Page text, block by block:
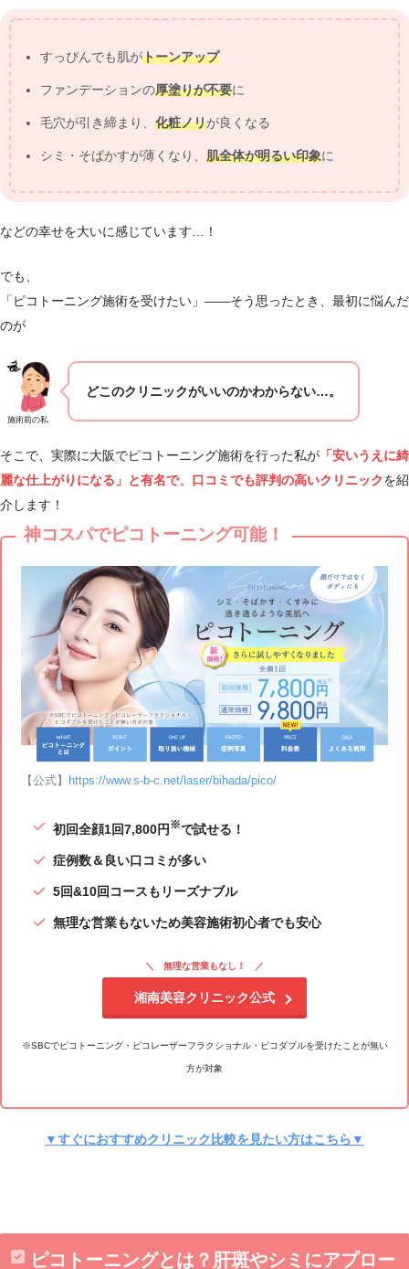
すっぴんでも肌がトーンアップ
ファンデーションの厚塗りが不要に
毛穴が引き締まり、 化粧ノリが良くなる
シミ・そばかすが薄くなり、 肌全体が明るい印象に
などの幸せを大いに感じています…！
でも、
「ピコトーニング施術を受けたい」――そう思ったとき、最初に悩んだ
のが
施術前の私
どこのクリニックがいいのかわからない…。
そこで、実際に大阪でピコトーニング施術を行った私が 「安いうえに綺
麗な仕上がりになる」と有名で、口コミでも評判の高いクリニックを紹
介します！
神コスパでピコトーニング可能！
【公式】 https://www.s-b-c.net/laser/bihada/pico/
初回全顔1回7,800円 ※で試せる！
症例数＆良い口コミが多い
5回&10回コースもリーズナブル
無理な営業もないため美容施術初心者でも安心
無理な営業もなし！
湘南美容クリニック公式
※SBCでピコトーニング・ピコレーザーフラクショナル・ピコダブルを受けたことが無い
方が対象
▼すぐにおすすめクリニック比較を見たい方はこちら▼
ピコトーニングとは？肝斑やシミにアプロー